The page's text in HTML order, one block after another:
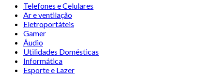
Telefones e Celulares
Ar e ventilação
Eletroportáteis
Gamer
Áudio
Utilidades Domésticas
Informática
Esporte e Lazer